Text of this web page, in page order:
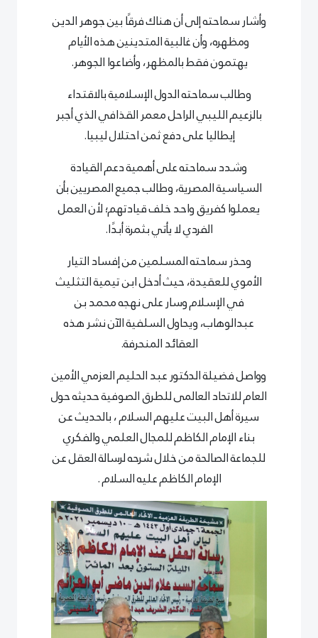
وأشار سماحته إلى أن هناك فرقًا بين جوهر الدين
ومظهره، وأن غالبية المتدينين هذه الأيام
يهتمون فقط بالمظهر، وأضاعوا الجوهر.
وطالب سماحته الدول الإسلامية بالاقتداء
بالزعيم الليبي الراحل معمر القذافي الذي أجبر
إيطاليا على دفع ثمن احتلال ليبيا.
وشدد سماحته على أهمية دعم القيادة
السياسية المصرية، وطالب جميع المصريين بأن
يعملوا كفريق واحد خلف قيادتهم؛ لأن العمل
الفردي لا يأتي بثمرة أبدًا.
وحذر سماحته المسلمين من إفساد التيار
الأموي للعقيدة، حيث أدخل ابن تيمية التثليث
في الإسلام وسار على نهجه محمد بن
عبدالوهاب، ويحاول السلفية الآن نشر هذه
العقائد المنحرفة.
وواصل فضيلة الدكتور عبد الحليم العزمي الأمين
العام للاتحاد العالمى للطرق الصوفية حديثه حول
سيرة أهل البيت عليهم السلام ، بالحديث عن
بناء الإمام الكاظم للمجال العلمي والفكري
للجماعة الصالحة من خلال شرحه لرسالة العقل عن
الإمام الكاظم عليه السلام .